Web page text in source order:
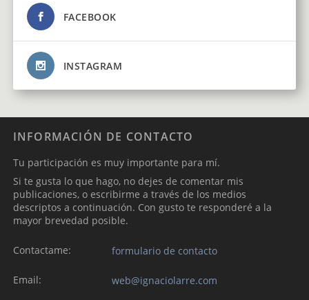
FACEBOOK
INSTAGRAM
INFORMACIÓN DE CONTACTO
Tu participación es muy importante para mí.
Si te gusta lo que hago, no dejes de comentar mis
publicaciones, o escribirme a través de los medios
descriptos a continuación. Con gusto te responderé a la
mayor brevedad posible.
Contactame: formulario de contacto
Email: web@ignaciolarre.com